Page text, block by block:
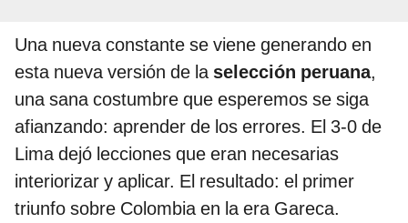
Una nueva constante se viene generando en
esta nueva versión de la selección peruana,
una sana costumbre que esperemos se siga
afianzando: aprender de los errores. El 3-0 de
Lima dejó lecciones que eran necesarias
interiorizar y aplicar. El resultado: el primer
triunfo sobre Colombia en la era Gareca.